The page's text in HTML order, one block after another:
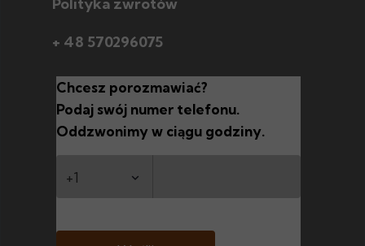
Chcesz porozmawiać?
Podaj swój numer telefonu.
Oddzwonimy w ciągu godziny.
+ 48 570296075